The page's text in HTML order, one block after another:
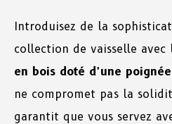
Introduisez de la
collection de vaisselle avec
en bois doté d’une
ne compromet pas la
garantit que vous servez